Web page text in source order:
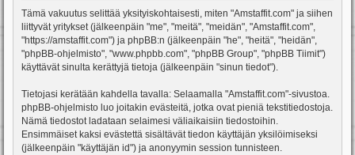
Tämä vakuutus selittää yksityiskohtaisesti, miten "Amstaffit.com" ja siihen
liittyvät yritykset (jälkeenpäin "me", "meitä", "meidän", "Amstaffit.com",
"https://amstaffit.com") ja phpBB:n (jälkeenpäin "he", "heitä", "heidän",
"phpBB-ohjelmisto", "www.phpbb.com", "phpBB Group", "phpBB Tiimit")
käyttävät sinulta kerättyjä tietoja (jälkeenpäin "sinun tiedot").
Tietojasi kerätään kahdella tavalla: Selaamalla "Amstaffit.com"-sivustoa.
phpBB-ohjelmisto luo joitakin evästeitä, jotka ovat pieniä tekstitiedostoja.
Nämä tiedostot ladataan selaimesi väliaikaisiin tiedostoihin.
Ensimmäiset kaksi evästettä sisältävät tiedon käyttäjän yksilöimiseksi
(jälkeenpäin "käyttäjän id") ja anonyymin session tunnisteen.